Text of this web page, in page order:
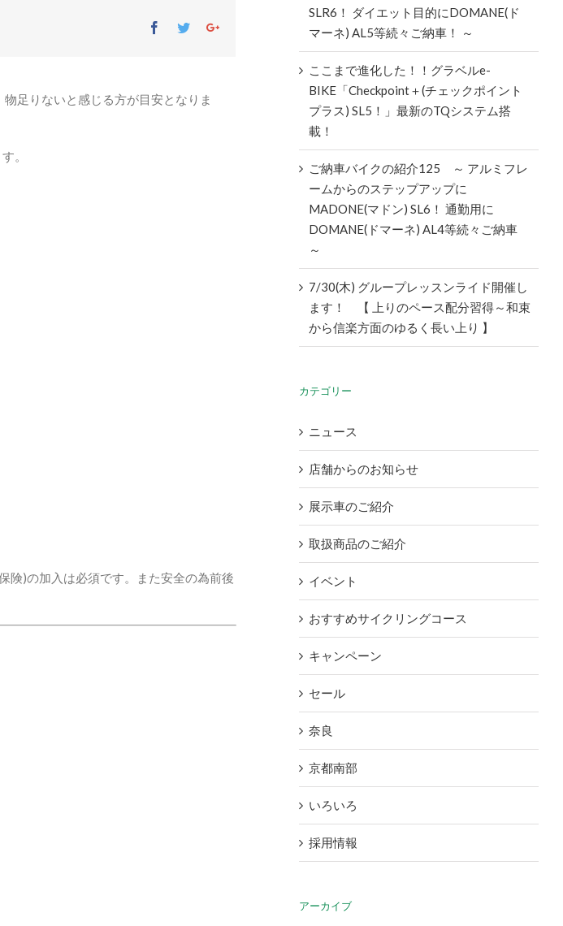
Facebook
TwitterGoogle+
足りないと感じる方が目安となりま
。
険)の加入は必須です。また安全の為前後
SLR6！ ダイエット目的にDOMANE(ド
マーネ) AL5等続々ご納車！ ～
ここまで進化した！！グラベルe-
BIKE「Checkpoint＋(チェックポイント
プラス) SL5！」最新のTQシステム搭
載！
ご納車バイクの紹介125 ～ アルミフレ
ームからのステップアップに
MADONE(マドン) SL6！ 通勤用に
DOMANE(ドマーネ) AL4等続々ご納車
～
7/30(木) グループレッスンライド開催し
ます！ 【 上りのペース配分習得～和束
から信楽方面のゆるく長い上り 】
カテゴリー
ニュース
店舗からのお知らせ
展示車のご紹介
取扱商品のご紹介
イベント
おすすめサイクリングコース
キャンペーン
セール
奈良
京都南部
いろいろ
採用情報
アーカイブ